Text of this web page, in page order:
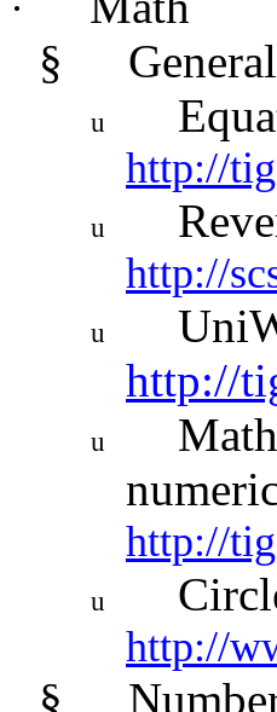
§
u
http://
u
http://
u
http://
u
http://
u
http://
§